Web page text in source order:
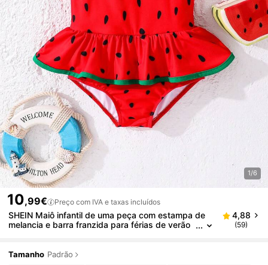
1/6
10,99€ Preço com IVA e taxas incluídos
SHEIN Maiô infantil de uma peça com estampa de
melancia e barra franzida para férias de verão
o na praia. Roupa de banho infantil com estampa de
4,88
(59)
Tamanho Padrão